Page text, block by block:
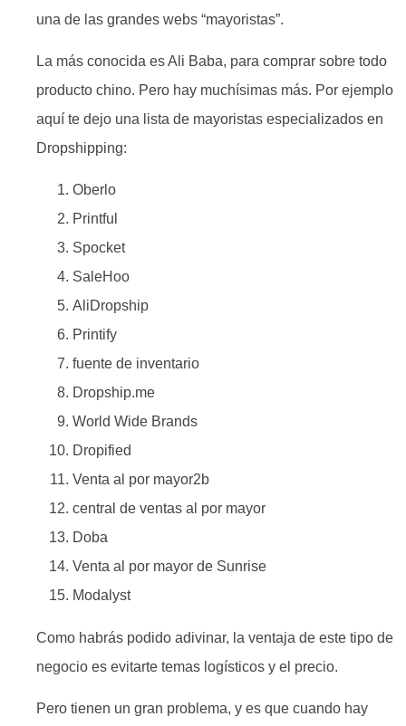
una de las grandes webs “mayoristas”.
La más conocida es Ali Baba, para comprar sobre todo
producto chino. Pero hay muchísimas más. Por ejemplo
aquí te dejo una lista de mayoristas especializados en
Dropshipping:
Oberlo
Printful
Spocket
SaleHoo
AliDropship
Printify
fuente de inventario
Dropship.me
World Wide Brands
Dropified
Venta al por mayor2b
central de ventas al por mayor
Doba
Venta al por mayor de Sunrise
Modalyst
Como habrás podido adivinar, la ventaja de este tipo de
negocio es evitarte temas logísticos y el precio.
Pero tienen un gran problema, y es que cuando hay